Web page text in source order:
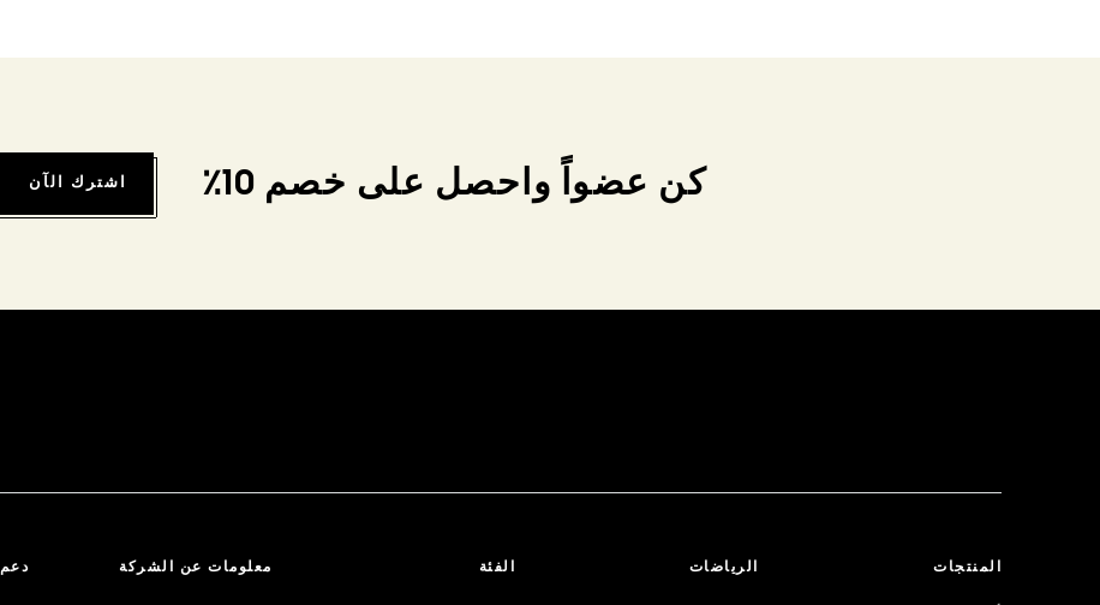
كن عضواً واحصل على خصم 10٪ اشترك الآن
المنتجات الرياضات الفئة معلومات عن الشركة دعم